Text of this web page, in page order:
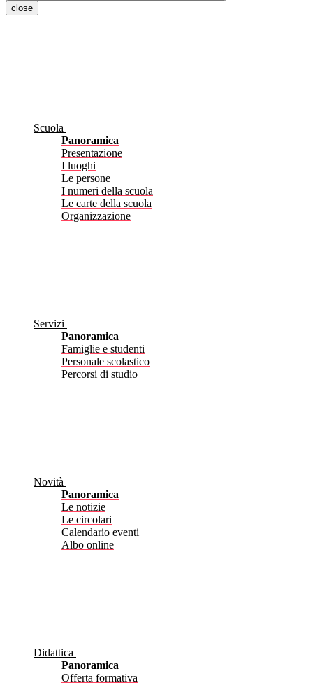
close
Scuola
Panoramica
Presentazione
I luoghi
Le persone
I numeri della scuola
Le carte della scuola
Organizzazione
Servizi
Panoramica
Famiglie e studenti
Personale scolastico
Percorsi di studio
Novità
Panoramica
Le notizie
Le circolari
Calendario eventi
Albo online
Didattica
Panoramica
Offerta formativa